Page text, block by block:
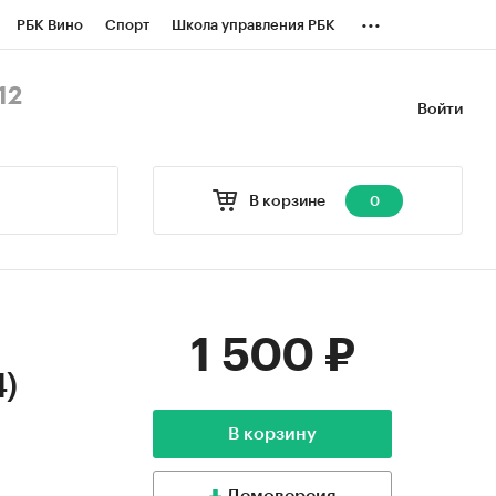
РБК Вино Спорт Школа управления РБК ...
Войти
В корзине 0
1 500 ₽
В корзину